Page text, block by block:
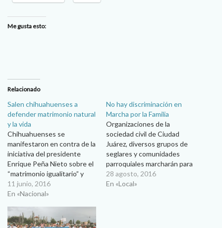
Me gusta esto:
Relacionado
Salen chihuahuenses a
defender matrimonio natural
y la vida
Chihuahuenses se
manifestaron en contra de la
iniciativa del presidente
Enrique Peña Nieto sobre el
“matrimonio igualitario” y
oraron confiados en los
corazon es de Jesús y de
apruebe. Karen Assmar
Durán/ Notidiócesis Viernes
11 junio, 2016
En «Nacional»
No hay discriminación en
Marcha por la Familia
Organizaciones de la
sociedad civil de Ciudad
Juárez, diversos grupos de
seglares y comunidades
parroquiales marcharán para
defender a la familia y el
matrimonio natural… Ana
28 agosto, 2016
En «Local»